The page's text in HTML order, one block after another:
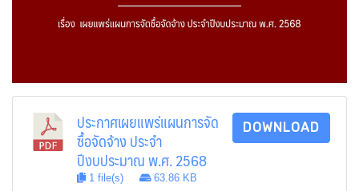
ประกาศเผยแพร่แผนการจัด
ซื้อจัดจ้าง ประจำ
ปีงบประมาณ พ.ศ. 2568
1 file(s) 63.86 KB
DOWNLOAD